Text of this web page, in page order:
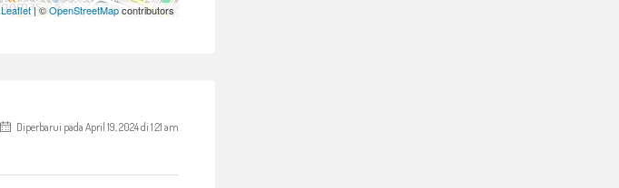
Leaflet| ©OpenStreetMapcontributors
Diperbarui pada April 19, 2024 di 1:21 am